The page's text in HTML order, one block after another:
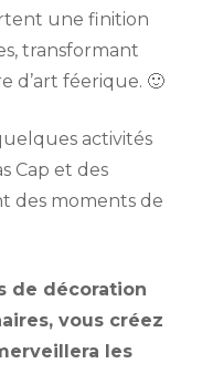
une finition
transformant
d’art féerique. 🙂
activités
Cap et des
des moments de
de décoration
vous créez
les